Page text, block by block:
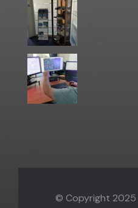
© Copyright 2025